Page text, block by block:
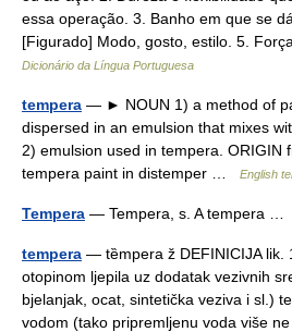
essa operação. 3. Banho em que se
[Figurado] Modo, gosto, estilo. 5.
Dicionário da Língua Portuguesa
tempera — ► NOUN 1) a method of
dispersed in an emulsion that mixes
2) emulsion used in tempera. ORIGIN
tempera paint in distemper …
English
Tempera — Tempera, s. A tempera …
tempera — tȅmpera ž DEFINICIJA lik.
otopinom ljepila uz dodatak vezivnih
bjelanjak, ocat, sintetička veziva i sl.)
vodom (tako pripremljenu voda više